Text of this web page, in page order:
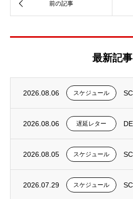
最新記事
2026.08.06 スケジュール
2026.08.06 遅延レター
2026.08.05 スケジュール
2026.07.29 スケジュール